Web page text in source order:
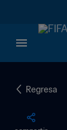
Regresa